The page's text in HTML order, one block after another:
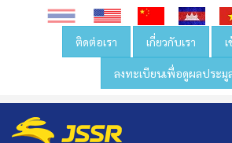
ติดต่อเรา เกี่ยวกับเรา
ลงทะเบียนเพื่อดูผลประมู